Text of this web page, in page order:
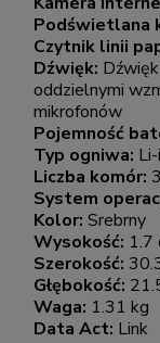
Podświetlana
Czytnik linii
Dźwięk:
oddzielnymi
mikrofonów
Pojemność
Typ ogniwa:
Liczba komór:
System
Kolor: Srebrny
Wysokość: 1.7
Szerokość:
Głębokość:
Waga: 1.31 kg
Data Act: Link